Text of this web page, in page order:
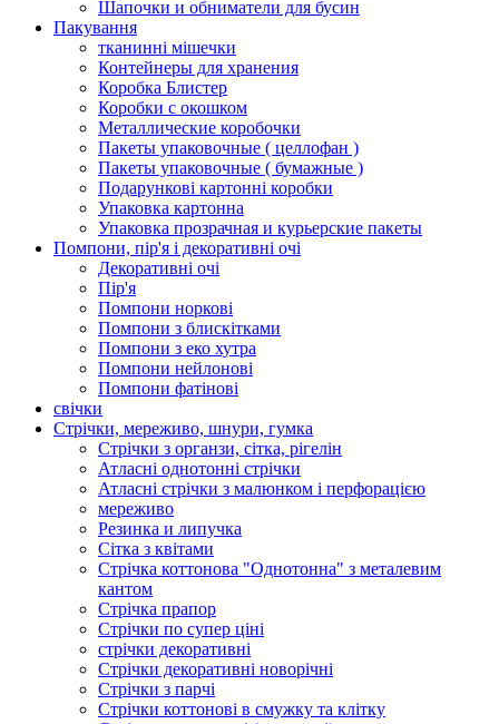
Шапочки и обниматели для бусин
Пакування
тканинні мішечки
Контейнеры для хранения
Коробка Блистер
Коробки с окошком
Металлические коробочки
Пакеты упаковочные ( целлофан )
Пакеты упаковочные ( бумажные )
Подарункові картонні коробки
Упаковка картонна
Упаковка прозрачная и курьерские пакеты
Помпони, пір'я і декоративні очі
Декоративні очі
Пір'я
Помпони норкові
Помпони з блискітками
Помпони з еко хутра
Помпони нейлонові
Помпони фатінові
свічки
Стрічки, мереживо, шнури, гумка
Стрічки з органзи, сітка, рігелін
Атласні однотонні стрічки
Атласні стрічки з малюнком і перфорацією
мереживо
Резинка и липучка
Сітка з квітами
Стрічка коттонова "Однотонна" з металевим
кантом
Стрічка прапор
Стрічки по супер ціні
стрічки декоративні
Стрічки декоративні новорічні
Стрічки з парчі
Стрічки коттонові в смужку та клітку